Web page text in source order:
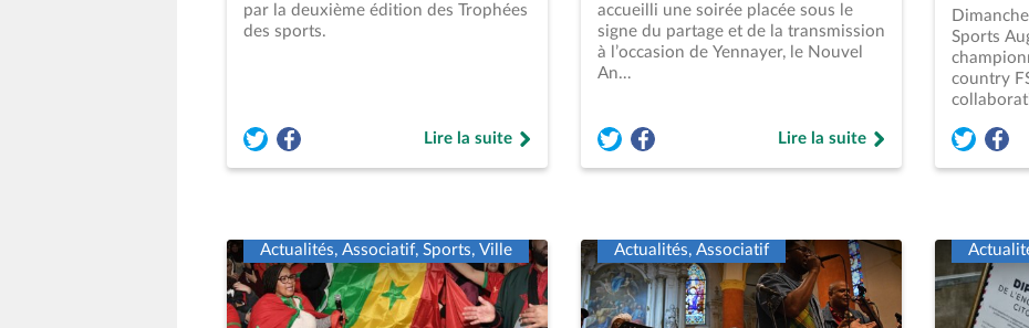
par la deuxième édition des Trophées
des sports.
Partager l'article « Invitation &#8211; Les Trophées des sports, c’est vendredi ! » sur twitter (ouvre un
Partager l'article « Invitation &#8211; Les Trophées des sports, c’est vendredi ! » sur facebook
Lire la suite
de « Invitation &#8211; Les Trophées des sports, c’est vendredi ! »
accueilli une soirée placée sous le
signe du partage et de la transmission
à l’occasion de Yennayer, le Nouvel
An…
Partager l'article « Yennayer : fierté amazighe et
Partager l'article « Yennayer : fierté amazighe et
Lire la suite
de « Yennayer : fierté amazighe
Sports
country
Partager
Actualités, Associatif, Sports, Ville Actualités, Associatif